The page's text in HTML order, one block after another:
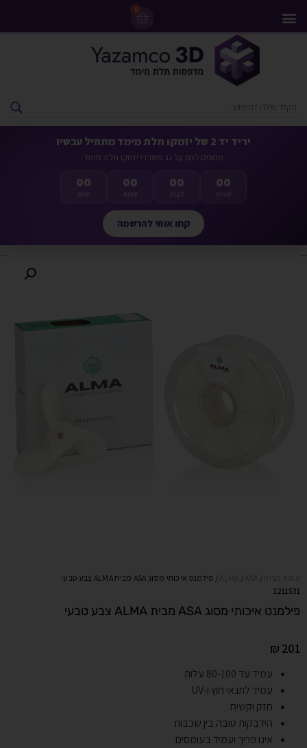
0
יריד יד 2 של יזמקו תלת מימד מתחיל עכשיו
מחכים לכם על גג משרדי יזמקו תלת מימד
00
ימים
00
שעות
00
דקות
00
שניות
קחו אותי להרשמה
/
/
/ פילמנט איכותי מסוג ASA מבית ALMA צבע טבעי
1211531
פילמנט איכותי מסוג ASA מבית ALMA צבע טבעי
₪ 201
עמיד עד 80-100 עלות
עמיד לתנאי חוץ ו-UV
חזק וקשיח
הידבקות טובה בין שכבות
אינו פריך ועמיד בעומסים